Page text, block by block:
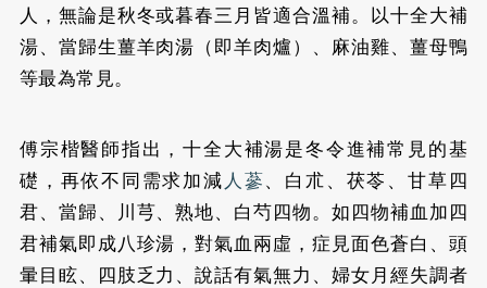
人，無論是秋冬或暮春三月皆適合溫補。以十全大補
湯、當歸生薑羊肉湯（即羊肉爐）、麻油雞、薑母鴨
等最為常見。
傅宗楷醫師指出，十全大補湯是冬令進補常見的基
礎，再依不同需求加減人蔘、白朮、茯苓、甘草四
君、當歸、川芎、熟地、白芍四物。如四物補血加四
君補氣即成八珍湯，對氣血兩虛，症見面色蒼白、頭
暈目眩、四肢乏力、說話有氣無力、婦女月經失調者